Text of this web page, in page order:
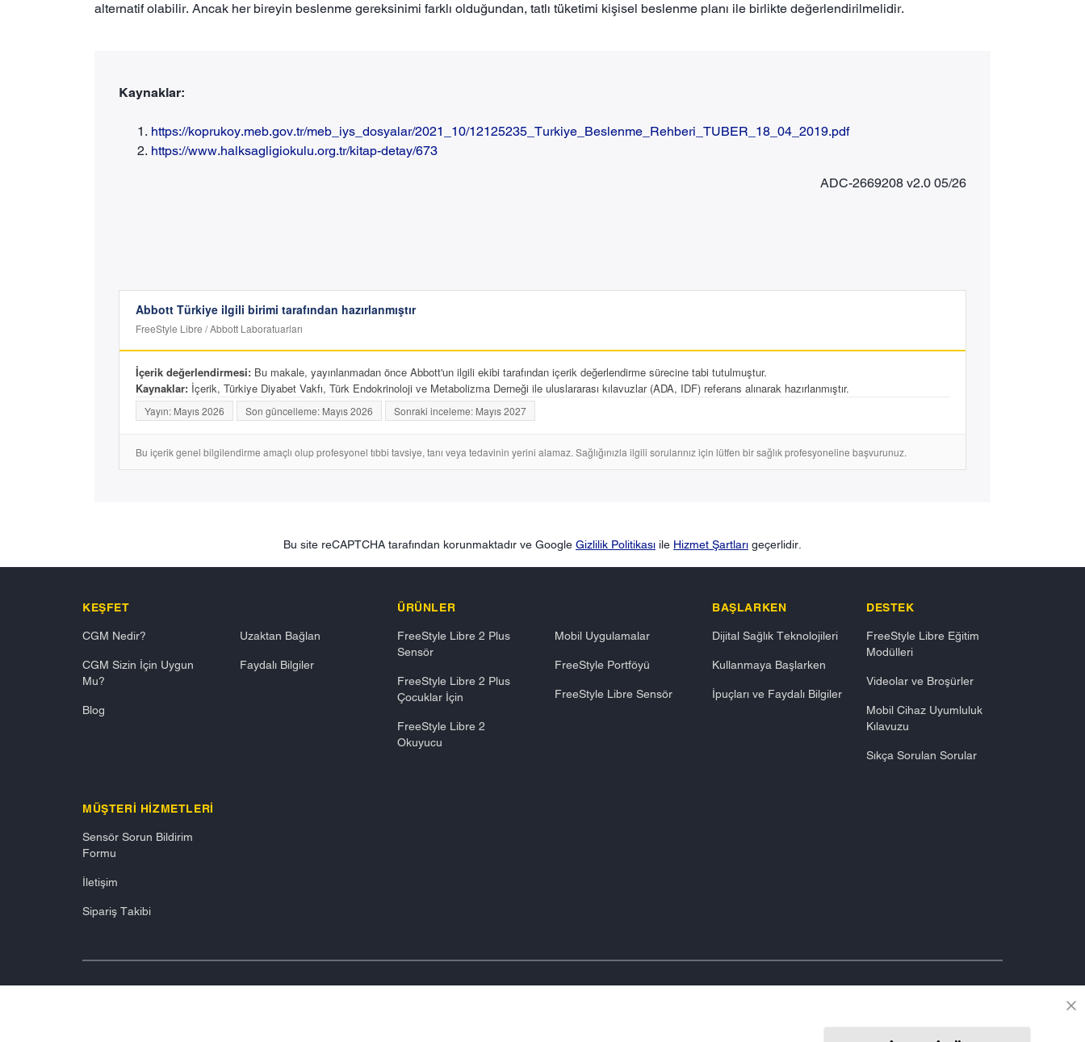
alternatif olabilir. Ancak her bireyin beslenme gereksinimi farklı olduğundan, tatlı tüketimi kişisel beslenme planı ile birlikte değerlendirilmelidir.
Kaynaklar:
https://koprukoy.meb.gov.tr/meb_iys_dosyalar/2021_10/12125235_Turkiye_Beslenme_Rehberi_TUBER_18_04_2019.pdf
https://www.halksagligiokulu.org.tr/kitap-detay/673
ADC-2669208 v2.0 05/26
Abbott Türkiye ilgili birimi tarafından hazırlanmıştır
FreeStyle Libre / Abbott Laboratuarları
İçerik değerlendirmesi: Bu makale, yayınlanmadan önce Abbott'un ilgili ekibi tarafından içerik değerlendirme sürecine tabi tutulmuştur.
Kaynaklar: İçerik, Türkiye Diyabet Vakfı, Türk Endokrinoloji ve Metabolizma Derneği ile uluslararası kılavuzlar (ADA, IDF) referans alınarak hazırlanmıştır.
Yayın: Mayıs 2026 Son güncelleme: Mayıs 2026 Sonraki inceleme: Mayıs 2027
Bu içerik genel bilgilendirme amaçlı olup profesyonel tıbbi tavsiye, tanı veya tedavinin yerini alamaz. Sağlığınızla ilgili sorularınız için lütfen bir sağlık profesyoneline başvurunuz.
Bu site reCAPTCHA tarafından korunmaktadır ve Google Gizlilik Politikası ile Hizmet Şartları geçerlidir.
KEŞFET
CGM Nedir?
CGM Sizin İçin Uygun
Mu?
Blog
Uzaktan Bağlan
Faydalı Bilgiler
ÜRÜNLER
FreeStyle Libre 2 Plus
Sensör
FreeStyle Libre 2 Plus
Çocuklar İçin
FreeStyle Libre 2
Okuyucu
Mobil Uygulamalar
FreeStyle Portföyü
FreeStyle Libre Sensör
BAŞLARKEN
Dijital Sağlık Teknolojileri
Kullanmaya Başlarken
İpuçları ve Faydalı Bilgiler
DESTEK
FreeStyle Libre Eğitim
Modülleri
Videolar ve Broşürler
Mobil Cihaz Uyumluluk
Kılavuzu
Sıkça Sorulan Sorular
MÜŞTERI HIZMETLERI
Sensör Sorun Bildirim
Formu
İletişim
Sipariş Takibi